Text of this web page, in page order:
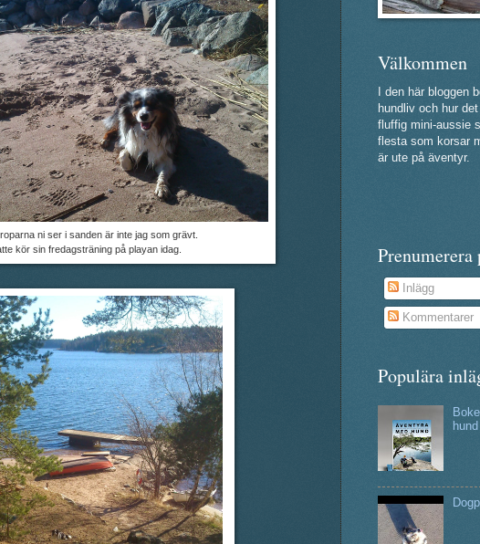
ni ser i sanden är inte jag som grävt.
kör sin fredagsträning på playan idag.
Välkommen
I den här bloggen
hundliv och hur
fluffig mini-aussie
flesta som korsar
är ute på äventyr.
Inlägg
Kommentarer
Populära